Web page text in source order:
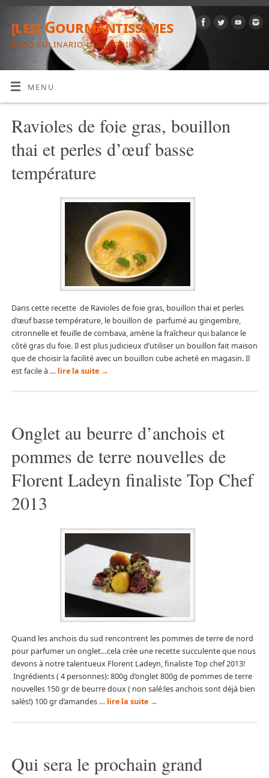
[les] Gourmantissimes
BLOG CULINARIO-JUBILATOIRE
MENU
Ravioles de foie gras, bouillon
thai et perles d’œuf basse
température
Dans cette recette de Ravioles de foie gras, bouillon thai et perles
d’œuf basse température, le bouillon de parfumé au gingembre,
citronnelle et feuille de combava, amène la fraîcheur qui balance le
côté gras du foie. Il est plus judicieux d’utiliser un bouillon fait maison
que de choisir la facilité avec un bouillon cube acheté en magasin. Il
est facile à … lire la suite →
Onglet au beurre d’anchois et
pommes de terre nouvelles de
Florent Ladeyn finaliste Top Chef
2013
Quand les anchois du sud rencontrent les pommes de terre de nord
pour parfumer un onglet…cela crée une recette succulente que nous
devons à notre talentueux Florent Ladeyn, finaliste Top chef 2013!
Ingrédients ( 4 personnes): 800g d’onglet 800g de pommes de terre
nouvelles 150 gr de beurre doux ( non salé:les anchois sont déjà bien
salés!) 100 gr d’amandes … lire la suite →
Qui sera le prochain grand